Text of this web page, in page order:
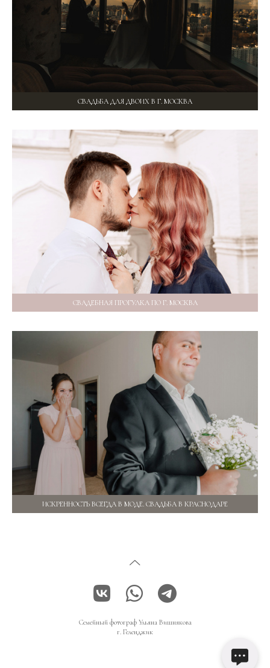
СВАДЬБА ДЛЯ ДВОИХ В Г. МОСКВА
СВАДЕБНАЯ ПРОГУЛКА ПО Г. МОСКВА
ИСКРЕННОСТЬ ВСЕГДА В МОДЕ. СВАДЬБА В КРАСНОДАРЕ
Семейный фотограф Ульяна Вишнякова
г. Геленджик